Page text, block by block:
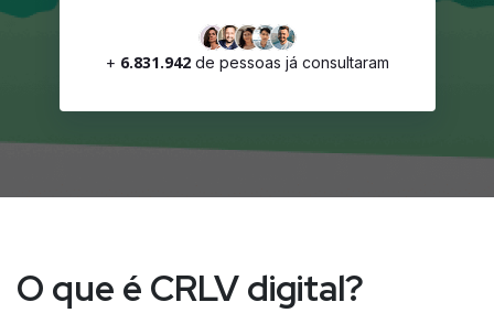
+ 6.831.942de pessoas já consultaram
O que é CRLV digital?